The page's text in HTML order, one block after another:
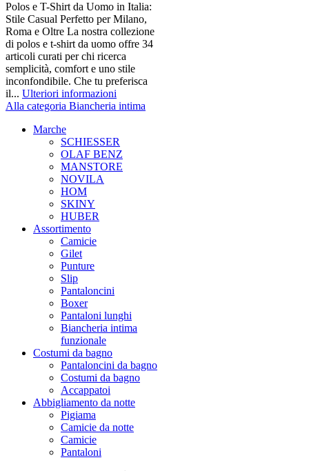
Polos e T-Shirt da Uomo in Italia:
Stile Casual Perfetto per Milano,
Roma e Oltre La nostra collezione
di polos e t-shirt da uomo offre 34
articoli curati per chi ricerca
semplicità, comfort e uno stile
inconfondibile. Che tu preferisca
il... Ulteriori informazioni
Alla categoria Biancheria intima
Marche
SCHIESSER
OLAF BENZ
MANSTORE
NOVILA
HOM
SKINY
HUBER
Assortimento
Camicie
Gilet
Punture
Slip
Pantaloncini
Boxer
Pantaloni lunghi
Biancheria intima
funzionale
Costumi da bagno
Pantaloncini da bagno
Costumi da bagno
Accappatoi
Abbigliamento da notte
Pigiama
Camicie da notte
Camicie
Pantaloni